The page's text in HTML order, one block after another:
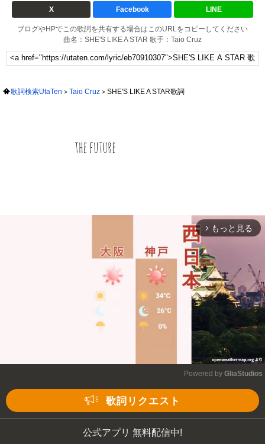
X Facebook LINE
ブログやHPでこの歌詞を共有する場合はこのURLをコピーしてください
曲名：SHE'S LIKE A STAR 歌手：Taio Cruz
歌詞検索UtaTen Taio Cruz SHE'S LIKE A STAR歌詞
arrow_forward_ios もっと見る
Powered by GliaStudios
歌詞リクエスト
公式アプリ 無料配信中!